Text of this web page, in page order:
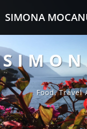
SIMONA
Food, Travel